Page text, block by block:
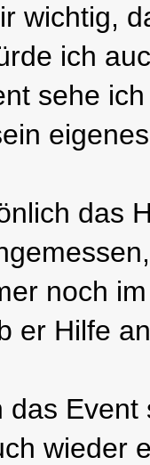
wichtig,
ich
sehe
das
noch
er Hilfe
das
wieder